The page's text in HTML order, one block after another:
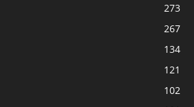
273
267
134
121
102